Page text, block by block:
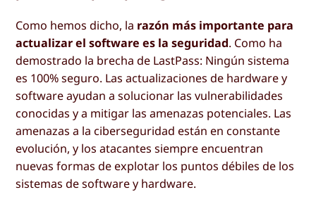
Como hemos dicho, la razón más importante para
actualizar el software es la seguridad. Como ha
demostrado la brecha de LastPass: Ningún sistema
es 100% seguro. Las actualizaciones de hardware y
software ayudan a solucionar las vulnerabilidades
conocidas y a mitigar las amenazas potenciales. Las
amenazas a la ciberseguridad están en constante
evolución, y los atacantes siempre encuentran
nuevas formas de explotar los puntos débiles de los
sistemas de software y hardware.